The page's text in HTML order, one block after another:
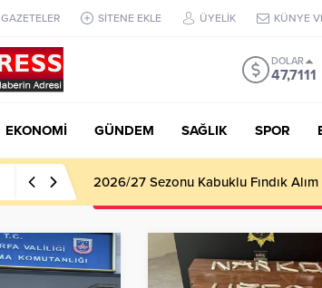
GAZETELER SİTENE EKLE ÜYELİK KÜNYE
DOLAR
47,7111
EKONOMİ GÜNDEM SAĞLIK SPOR
Haliliye Belediyesi Her Gün 4 Bin 898